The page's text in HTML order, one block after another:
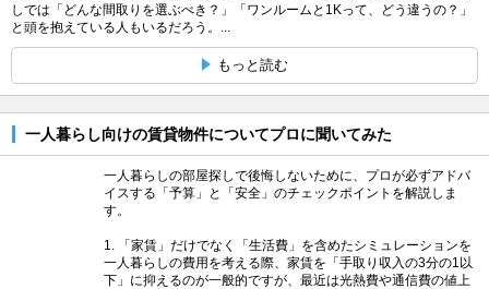
しでは「どんな間取りを選ぶべき？」「ワンルームと1Kって、どう違うの？」
と頭を抱えている人もいるだろう。...
もっと読む
一人暮らし向けの賃貸物件についてプロに聞いてみた
一人暮らしの部屋探しで後悔しないために、プロが必ずアドバ
イスする「予算」と「安全」のチェックポイントを解説しま
す。
1. 「家賃」だけでなく「生活費」を含めたシミュレーションを
一人暮らしの費用を考える際、家賃を「手取り収入の3分の1以
下」に抑えるのが一般的ですが、最近は光熱費や通信費の値上